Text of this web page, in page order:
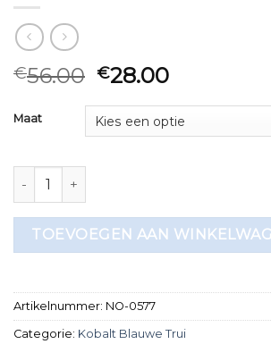
€56.00 €28.00
Maat
kobalt blauwe trui aantal
TOEVOEGEN AAN
Artikelnummer: NO-0577
Categorie: Kobalt Blauwe Trui